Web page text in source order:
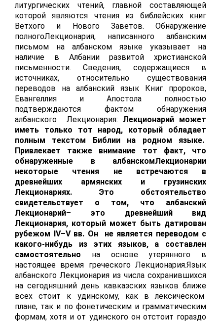
литургических чтений, главной составляющей
которой являются чтения из библейских книг
Ветхого и Нового Заветов. Обнаружение
полногоЛекционария, написанного албанским
письмом на албанском языке указывает на
наличие в Албании развитой христианской
письменности. Сведения, содержащиеся в
источниках, относительно существования
переводов на албанский язык Книг пророков,
Евангеллия и Апостола полностью
подтверждаются фактом обнаружения
албанского Лекционария: Лекционарий может
иметь только тот народ, который обладает
полным текстом Библии на родном языке.
Привлекает также внимание тот факт, что
обнаруженные в албанскомЛекционарии
некоторые чтения не встречаются в
древнейших армянских и грузинских
Лекционариях. Это обстоятельство
свидетельствует о том, что албанский
Лекционарий– это древнейший вид
Лекционария, который может быть датирован
рубежом IV–Vвв. Он не является переводом с
какого-нибудь из этих языков, а составлен
самостоятельно на основе утерянного в
настоящее время греческого Лекционария.Язык
албанского Лекционария из числа сохранившихся
на сегодняшний день кавказских языков ближе
всех стоит к удинскому, как в лексическом
плане, так и по фонетическим и грамматическим
формам, хотя и от удинского он отстоит гораздо